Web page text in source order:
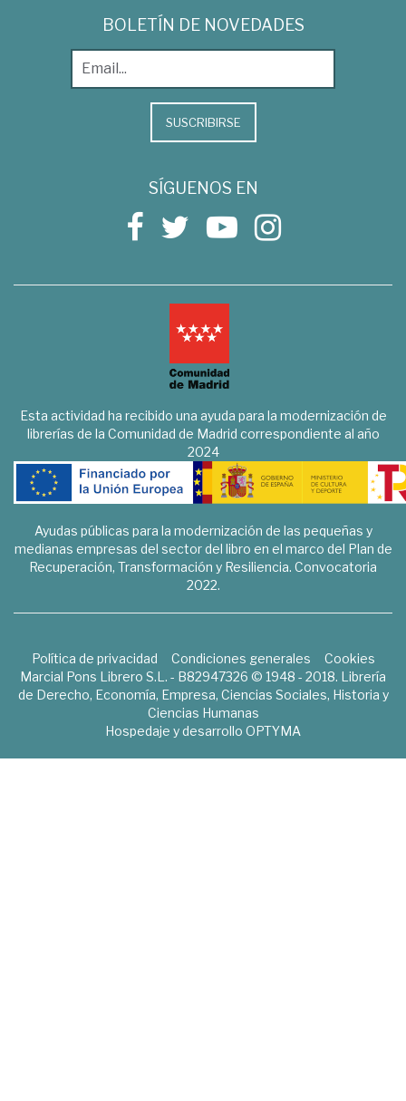
BOLETÍN DE NOVEDADES
SUSCRIBIRSE
SÍGUENOS EN
Esta actividad ha recibido una ayuda para la modernización de
librerías de la Comunidad de Madrid correspondiente al año
2024
Ayudas públicas para la modernización de las pequeñas y
medianas empresas del sector del libro en el marco del Plan de
Recuperación, Transformación y Resiliencia. Convocatoria
2022.
Política de privacidad Condiciones generales
Cookies
Marcial Pons Librero S.L. - B82947326 © 1948 - 2018. Librería
de Derecho, Economía, Empresa, Ciencias Sociales, Historia y
Ciencias Humanas
Hospedaje y desarrollo OPTYMA